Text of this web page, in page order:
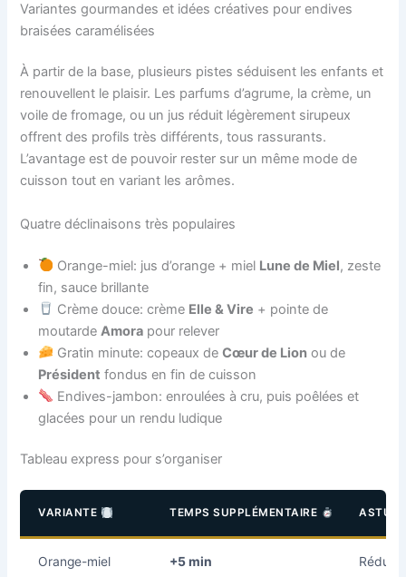
Variantes gourmandes et idées créatives pour endives
braisées caramélisées
À partir de la base, plusieurs pistes séduisent les enfants et
renouvellent le plaisir. Les parfums d’agrume, la crème, un
voile de fromage, ou un jus réduit légèrement sirupeux
offrent des profils très différents, tous rassurants.
L’avantage est de pouvoir rester sur un même mode de
cuisson tout en variant les arômes.
Quatre déclinaisons très populaires
Orange-miel: jus d’orange + miel Lune de Miel, zeste
fin, sauce brillante
Crème douce: crème Elle & Vire + pointe de
moutarde Amora pour relever
Gratin minute: copeaux deCœur de Lion ou de
Président fondus en fin de cuisson
Endives-jambon: enroulées à cru, puis poêlées et
glacées pour un rendu ludique
Tableau express pour s’organiser
VARIANTE TEMPS SUPPLÉMENTAIRE
Orange-miel +5 min